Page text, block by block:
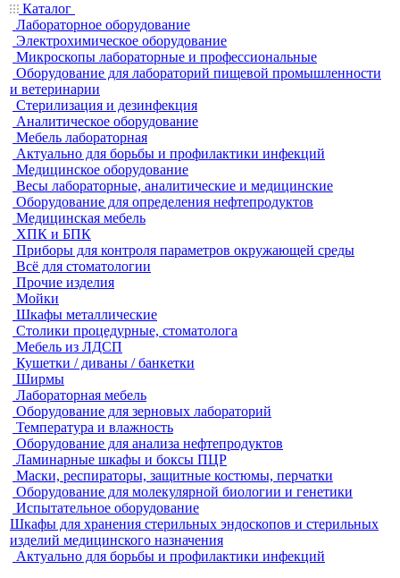
Каталог
Лабораторное оборудование
Электрохимическое оборудование
Микроскопы лабораторные и профессиональные
Оборудование для лабораторий пищевой промышленности
и ветеринарии
Стерилизация и дезинфекция
Аналитическое оборудование
Мебель лабораторная
Актуально для борьбы и профилактики инфекций
Медицинское оборудование
Весы лабораторные, аналитические и медицинские
Оборудование для определения нефтепродуктов
Медицинская мебель
ХПК и БПК
Приборы для контроля параметров окружающей среды
Всё для стоматологии
Прочие изделия
Мойки
Шкафы металлические
Столики процедурные, стоматолога
Мебель из ЛДСП
Кушетки / диваны / банкетки
Ширмы
Лабораторная мебель
Оборудование для зерновых лабораторий
Температура и влажность
Оборудование для анализа нефтепродуктов
Ламинарные шкафы и боксы ПЦР
Маски, респираторы, защитные костюмы, перчатки
Оборудование для молекулярной биологии и генетики
Испытательное оборудование
Шкафы для хранения стерильных эндоскопов и стерильных
изделий медицинского назначения
Актуально для борьбы и профилактики инфекций